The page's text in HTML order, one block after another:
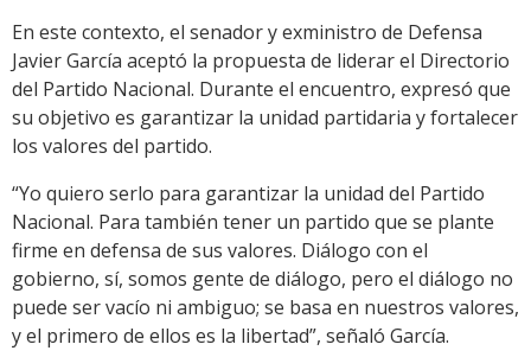
En este contexto, el senador y exministro de Defensa
Javier García aceptó la propuesta de liderar el Directorio
del Partido Nacional. Durante el encuentro, expresó que
su objetivo es garantizar la unidad partidaria y fortalecer
los valores del partido.
“Yo quiero serlo para garantizar la unidad del Partido
Nacional. Para también tener un partido que se plante
firme en defensa de sus valores. Diálogo con el
gobierno, sí, somos gente de diálogo, pero el diálogo no
puede ser vacío ni ambiguo; se basa en nuestros valores,
y el primero de ellos es la libertad”, señaló García.